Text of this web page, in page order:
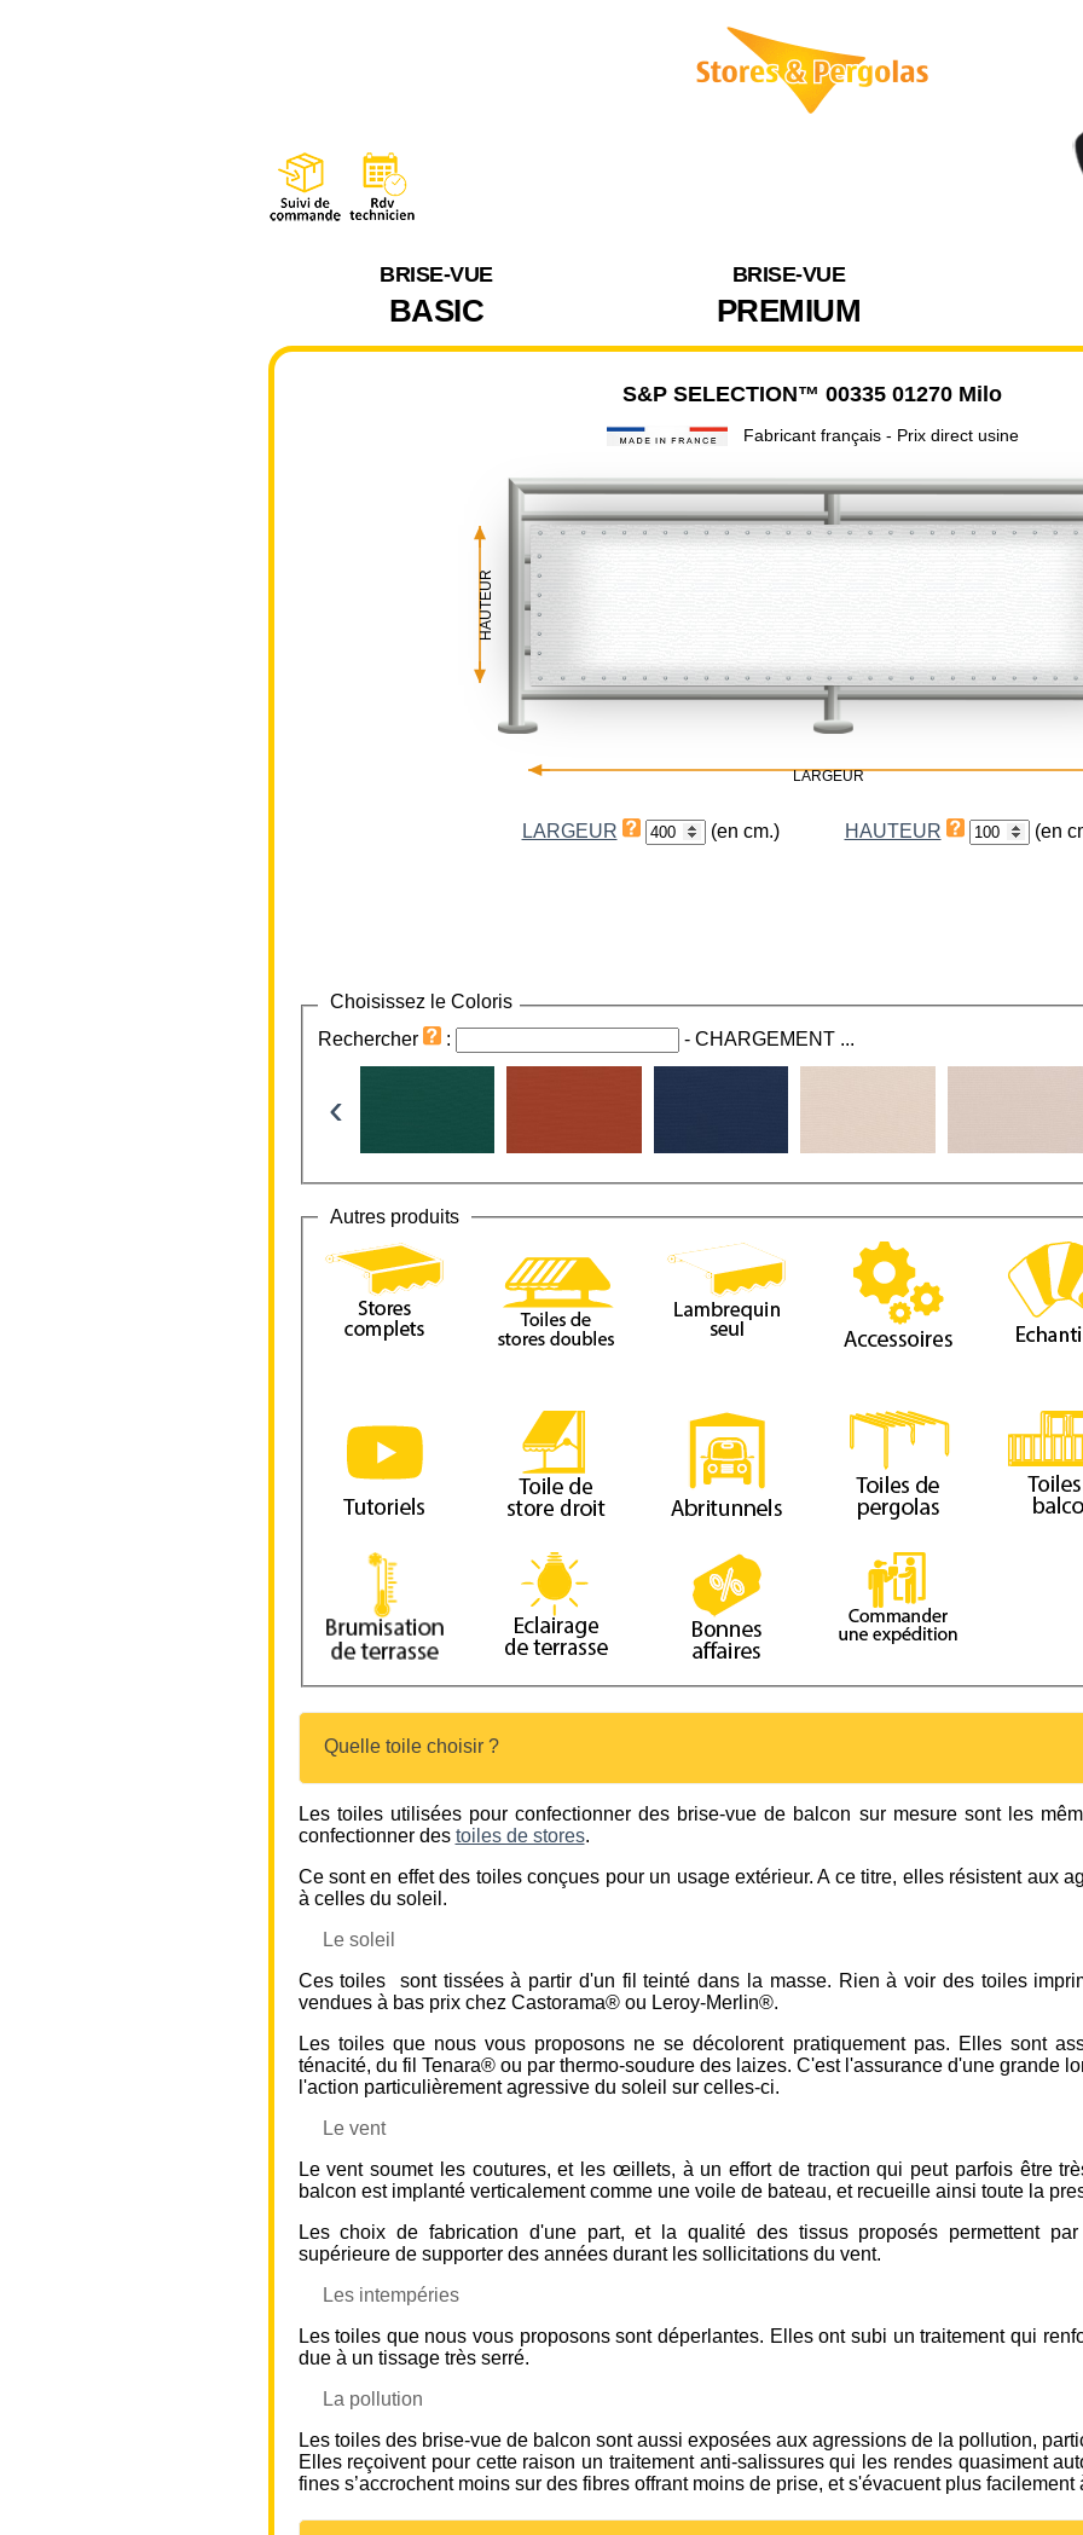
BRISE-VUE
BASIC
BRISE-VUE
PREMIUM
S&P SELECTION™ 00335 01270 Milo
Fabricant français - Prix direct usine
HAUTEUR
LARGEUR
LARGEUR (en cm.) HAUTEUR (en
Choisissez le Coloris
Rechercher
: - CHARGEMENT ...
‹
Autres produits
Quelle toile choisir ?
Les toiles utilisées pour confectionner des brise-vue de balcon sur mesure sont les
confectionner des toiles de stores.
Ce sont en effet des toiles conçues pour un usage extérieur. A ce titre, elles résistent aux
à celles du soleil.
Le soleil
Ces toiles sont tissées à partir d'un fil teinté dans la masse. Rien à voir des toiles
vendues à bas prix chez Castorama® ou Leroy-Merlin®.
Les toiles que nous vous proposons ne se décolorent pratiquement pas. Elles sont
ténacité, du fil Tenara® ou par thermo-soudure des laizes. C'est l'assurance d'une grande
l'action particulièrement agressive du soleil sur celles-ci.
Le vent
Le vent soumet les coutures, et les œillets, à un effort de traction qui peut parfois être
balcon est implanté verticalement comme une voile de bateau, et recueille ainsi toute la
Les choix de fabrication d'une part, et la qualité des tissus proposés permettent
supérieure de supporter des années durant les sollicitations du vent.
Les intempéries
Les toiles que nous vous proposons sont déperlantes. Elles ont subi un traitement qui
due à un tissage très serré.
La pollution
Les toiles des brise-vue de balcon sont aussi exposées aux agressions de la pollution,
Elles reçoivent pour cette raison un traitement anti-salissures qui les rendes quasiment
fines s’accrochent moins sur des fibres offrant moins de prise, et s'évacuent plus